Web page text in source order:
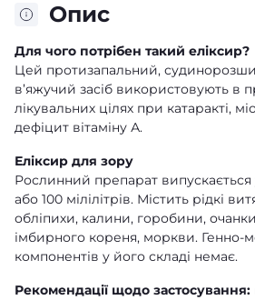
Опис
Для чого потрібен такий еліксир?
Цей протизапальний,
в’яжучий засіб використовують в
лікувальних цілях при катаракті,
дефіцит вітаміну А.
Еліксир для зору
Рослинний препарат
або 100 мілілітрів. Містить рідкі
обліпихи, калини, горобини,
імбирного кореня, моркви. Генно-
компонентів у його складі немає.
Рекомендації щодо застосування: